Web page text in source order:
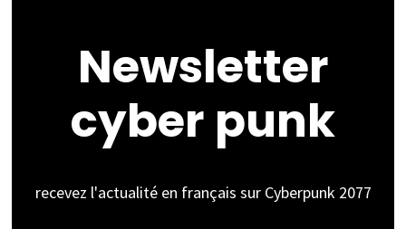
Newsletter
cyber punk
recevez l'actualité en français sur Cyberpunk 2077